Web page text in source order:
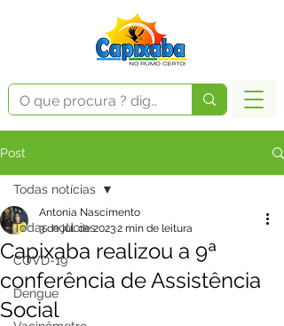
Post
Todas notícias
COVD-19
Dengue
Todas notícias
Capixaba realizou a 9ª
conferência de Assistência
Social
Antonia Nascimento
3 de jul. de 20232 min de leitura